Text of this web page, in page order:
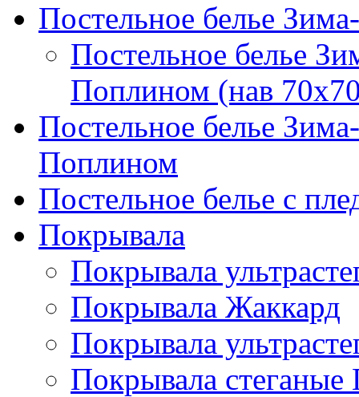
Постельное белье
Постельное белье
Поплином (нав
Постельное белье
Поплином
Постельное белье с
Покрывала
Покрывала
Покрывала Жаккард
Покрывала
Покрывала стеганые